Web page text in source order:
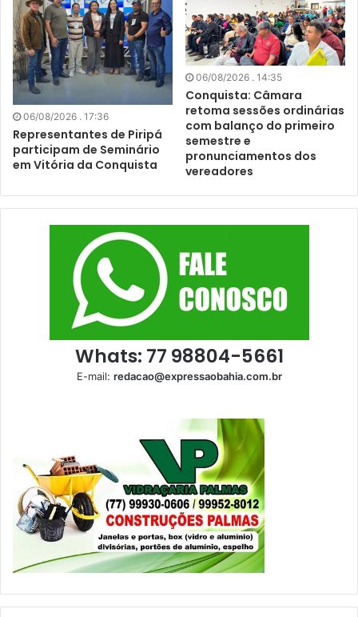
06/08/2026 . 17:36
Representantes de Piripá
participam de Seminário
em Vitória da Conquista
06/08/2026 . 14:35
Conquista: Câmara
retoma sessões ordinárias
com balanço do primeiro
semestre e
pronunciamentos dos
vereadores
Whats: 77 98804-5661
E-mail: redacao@expressaobahia.com.br